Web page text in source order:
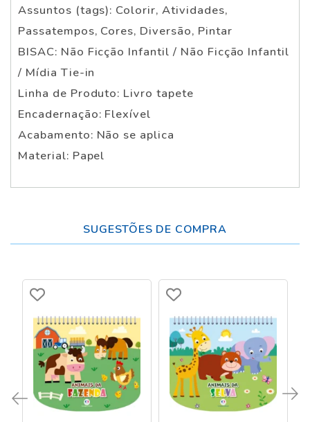
Assuntos (tags): Colorir, Atividades,
Passatempos, Cores, Diversão, Pintar
BISAC: Não Ficção Infantil / Não Ficção Infantil
/ Mídia Tie-in
Linha de Produto: Livro tapete
Encadernação: Flexível
Acabamento: Não se aplica
Material: Papel
SUGESTÕES DE COMPRA